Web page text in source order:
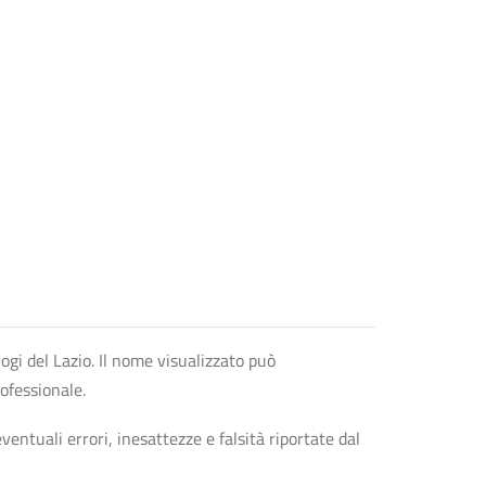
del Lazio. Il nome visualizzato può
errori, inesattezze e falsità riportate dal